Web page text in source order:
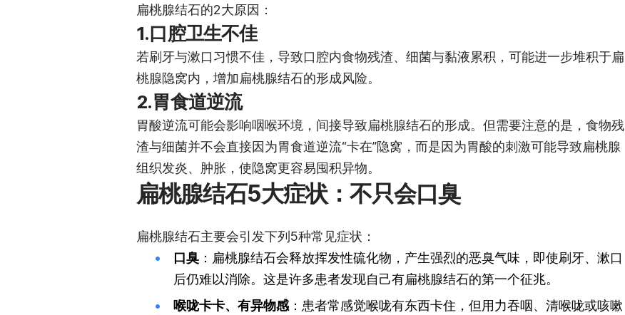
扁桃腺结石的2大原因：
1.口腔卫生不佳
若刷牙与漱口习惯不佳，导致口腔内食物残渣、细菌与黏液累积，可能进一步堆积于扁
桃腺隐窝内，增加扁桃腺结石的形成风险。
2.胃食道逆流
胃酸逆流可能会影响咽喉环境，间接导致扁桃腺结石的形成。但需要注意的是，食物残
渣与细菌并不会直接因为胃食道逆流“卡在”隐窝，而是因为胃酸的刺激可能导致扁桃腺
组织发炎、肿胀，使隐窝更容易囤积异物。
扁桃腺结石5大症状：不只会口臭
扁桃腺结石主要会引发下列5种常见症状：
口臭 ：扁桃腺结石会释放挥发性硫化物，产生强烈的恶臭气味，即使刷牙、漱口
后仍难以消除。这是许多患者发现自己有扁桃腺结石的第一个征兆。
喉咙卡卡、有异物感 ：患者常感觉喉咙有东西卡住，但用力吞咽、清喉咙或咳嗽